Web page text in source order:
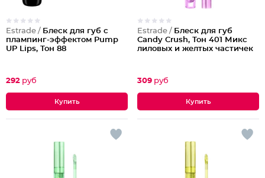
Estrade / Блеск для губ с
плампинг-эффектом Pump
UP Lips, Тон 88
292 руб
Estrade / Блеск для губ
Candy Crush, Тон 401 Микс
лиловых и желтых частичек
309 руб